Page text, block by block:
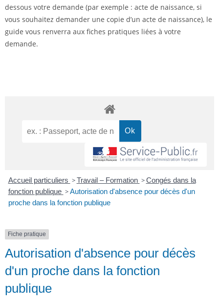
dessous votre demande (par exemple : acte de naissance, si
vous souhaitez demander une copie d’un acte de naissance), le
guide vous renverra aux fiches pratiques liées à votre
demande.
Accueil particuliers > Travail – Formation > Congés dans la
fonction publique > Autorisation d'absence pour décès d'un
proche dans la fonction publique
Fiche pratique
Autorisation d'absence pour décès
d'un proche dans la fonction
publique